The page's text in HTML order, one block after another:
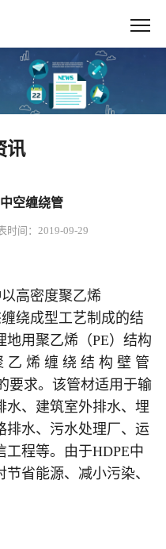
讯
空缠绕管
时间：2019-09-29
高密度聚乙烯
绕成型工艺制成的结
用聚乙烯（PE）结构
乙 烯 缠 绕 结 构 壁 管
要求。该管材适用于输
、建筑室外排水、埋
排水、污水处理厂、运
程等。由于HDPE中
省能源、减小污染、